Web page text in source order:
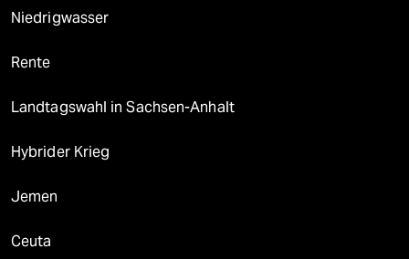
Niedrigwasser
Rente
Landtagswahl in Sachsen-Anhalt
Hybrider Krieg
Jemen
Ceuta